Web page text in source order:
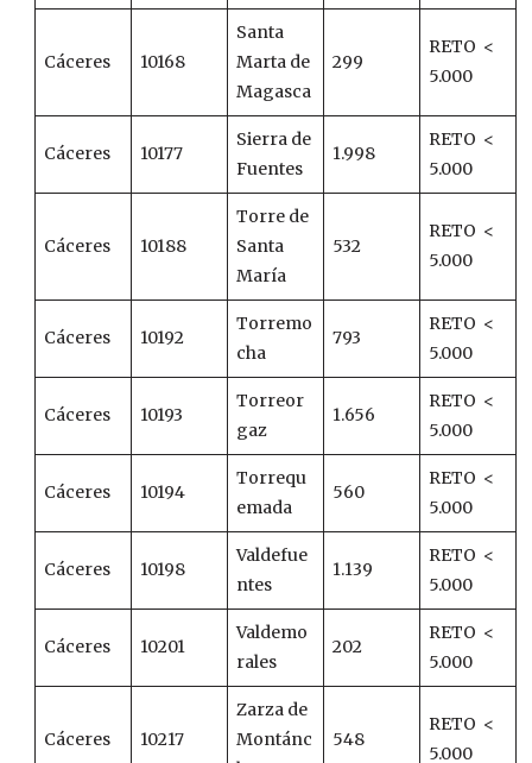
Cáceres 10168
Santa
Marta de
Magasca
299
RETO <
5.000
Cáceres 10177
Sierra de
Fuentes
1.998
RETO <
5.000
Cáceres 10188
Torre de
Santa
María
532
RETO <
5.000
Cáceres 10192
Torremo
cha
793
RETO <
5.000
Cáceres 10193
Torreor
gaz
1.656
RETO <
5.000
Cáceres 10194
Torrequ
emada
560
RETO <
5.000
Cáceres 10198
Valdefue
ntes
1.139
RETO <
5.000
Cáceres 10201
Valdemo
rales
202
RETO <
5.000
Cáceres 10217
Zarza de
Montánc
548
RETO <
5.000